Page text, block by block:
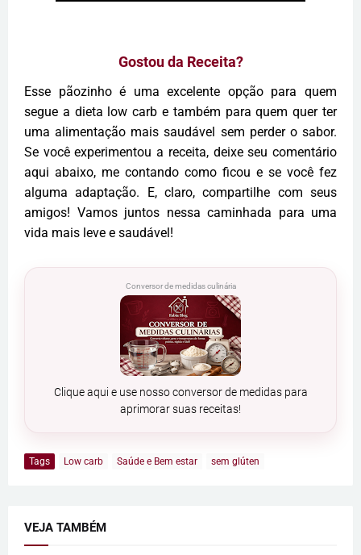
Gostou da Receita?
Esse pãozinho é uma excelente opção para quem
segue a dieta low carb e também para quem quer ter
uma alimentação mais saudável sem perder o sabor.
Se você experimentou a receita, deixe seu comentário
aqui abaixo, me contando como ficou e se você fez
alguma adaptação. E, claro, compartilhe com seus
amigos! Vamos juntos nessa caminhada para uma
vida mais leve e saudável!
Conversor de medidas culinária
Clique aqui e use nosso conversor de medidas para
aprimorar suas receitas!
Tags Low carb Saúde e Bem estar sem glúten
VEJA TAMBÉM